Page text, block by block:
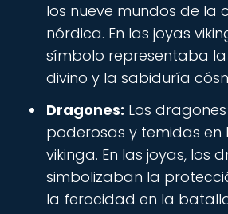
los nueve mundos de la
nórdica. En las joyas
símbolo representaba la
divino y la sabiduría
Dragones: Los
poderosas y temidas
vikinga. En las joyas, los
simbolizaban la
la ferocidad en la